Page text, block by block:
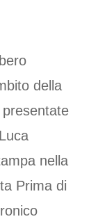
della
nella
Prima di